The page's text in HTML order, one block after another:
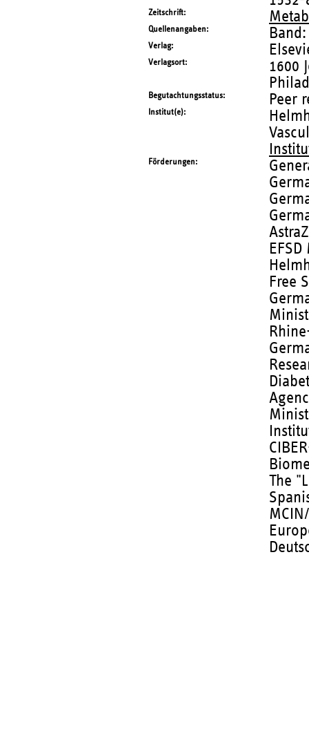
Zeitschrift
Quellenangaben
Verlag
Verlagsort
1600
Begutachtungsstatus Peer
Institut(e)
Förderungen
Free
The